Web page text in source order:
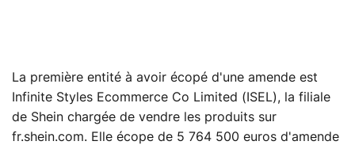
La première entité à avoir écopé d'une amende est
Infinite Styles Ecommerce Co Limited (ISEL), la filiale
de Shein chargée de vendre les produits sur
fr.shein.com. Elle écope de 5 764 500 euros d'amende